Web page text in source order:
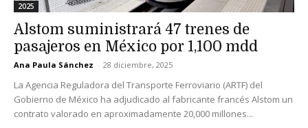
2025
Alstom suministrará 47 trenes de
pasajeros en México por 1,100 mdd
Ana Paula Sánchez - 28 diciembre, 2025
La Agencia Reguladora del Transporte Ferroviario (ARTF) del
Gobierno de México ha adjudicado al fabricante francés Alstom un
contrato valorado en aproximadamente 20,000 millones...